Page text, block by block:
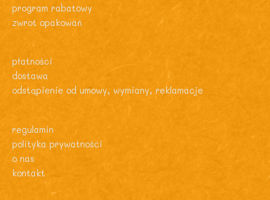
program rabatowy
zwrot opakowań
płatności
dostawa
odstąpienie od umowy, wymiany, reklamacje
regulamin
polityka prywatności
o nas
kontakt